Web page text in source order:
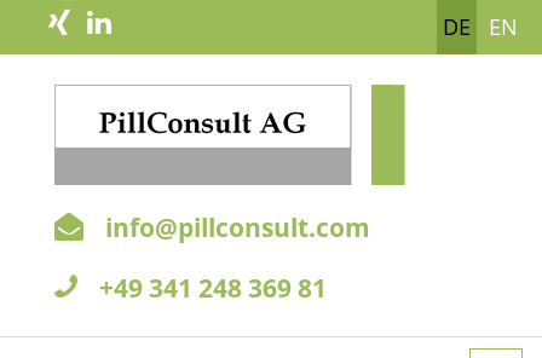
DE EN
info@pillconsult.com
+49 341 248 369 81